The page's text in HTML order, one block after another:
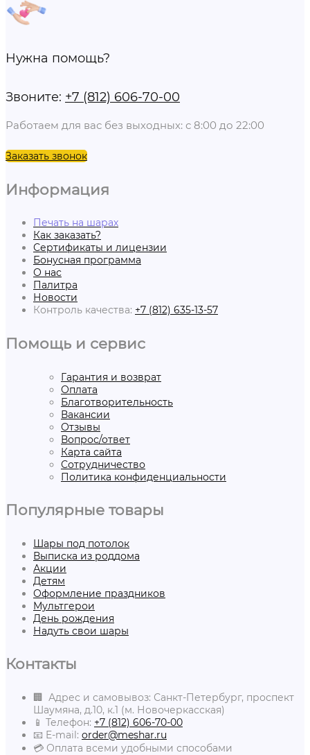
Нужна помощь?
Звоните: +7 (812) 606-70-00
Работаем для вас без выходных: с 8:00 до 22:00
Заказать звонок
Информация
Печать на шарах
Как заказать?
Сертификаты и лицензии
Бонусная программа
О нас
Палитра
Новости
Контроль качества: +7 (812) 635-13-57
Помощь и сервис
Гарантия и возврат
Оплата
Благотворительность
Вакансии
Отзывы
Вопрос/ответ
Карта сайта
Сотрудничество
Политика конфиденциальности
Популярные товары
Шары под потолок
Выписка из роддома
Акции
Детям
Оформление праздников
Мультгерои
День рождения
Надуть свои шары
Контакты
🏢 Адрес и самовывоз: Санкт-Петербург, проспект
Шаумяна, д.10, к.1 (м. Новочеркасская)
📱 Телефон: +7 (812) 606-70-00
📧 E-mail: order@meshar.ru
💳 Оплата всеми удобными способами